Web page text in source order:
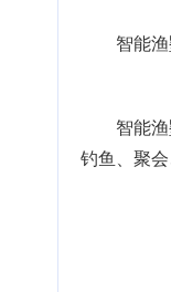
智能
智能
钓鱼、聚